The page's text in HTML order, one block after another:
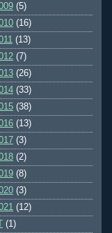
(5)
(16)
(13)
(7)
(26)
(33)
(38)
(13)
(3)
(2)
(8)
(3)
(12)
(1)